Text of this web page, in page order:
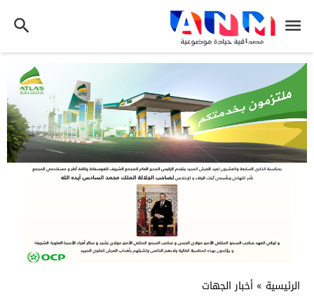
الرئيسية » أخبار الجهات